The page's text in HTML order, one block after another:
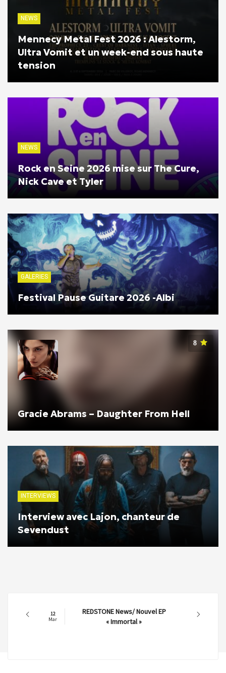
NEWS
Mennecy Metal Fest 2026 : Alestorm,
Ultra Vomit et un week-end sous haute
tension
NEWS
Rock en Seine 2026 mise sur The Cure,
Nick Cave et Tyler
GALERIES
Festival Pause Guitare 2026 -Albi
8
Gracie Abrams – Daughter From Hell
INTERVIEWS
Interview avec Lajon, chanteur de
Sevendust
12
Mar
REDSTONE News/ Nouvel EP
« Immortal »